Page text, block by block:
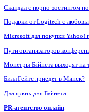
Скандал с порно-хостингом
Подарки от Logitech с
Microsoft для покупки Yahoo!
Пути организаторов
Монстры Байнета выходят на
Билл Гейтс приедет в Минск?
Два ярких дня Байнета
PR-агентство онлайн